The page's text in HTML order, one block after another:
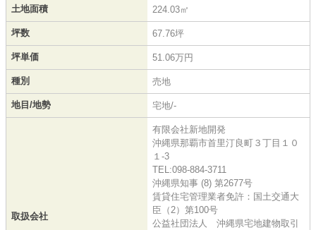
土地面積 224.03㎡
坪数 67.76坪
坪単価 51.06万円
種別 売地
地目/地勢 宅地/-
取扱会社
有限会社新地開発
沖縄県那覇市首里汀良町３丁目１０
１-3
TEL:098-884-3711
沖縄県知事 (8) 第2677号
賃貸住宅管理業者免許：国土交通大
臣（2）第100号
公益社団法人 沖縄県宅地建物取引